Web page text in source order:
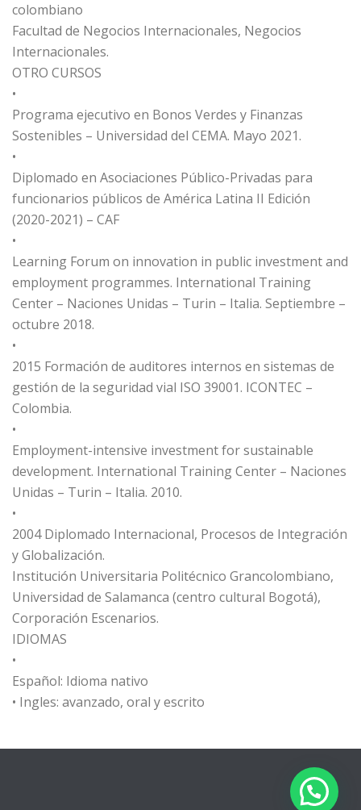
colombiano
Facultad de Negocios Internacionales, Negocios
Internacionales.
OTRO CURSOS
•
Programa ejecutivo en Bonos Verdes y Finanzas
Sostenibles – Universidad del CEMA. Mayo 2021.
•
Diplomado en Asociaciones Público-Privadas para
funcionarios públicos de América Latina II Edición
(2020-2021) – CAF
•
Learning Forum on innovation in public investment and
employment programmes. International Training
Center – Naciones Unidas – Turin – Italia. Septiembre –
octubre 2018.
•
2015 Formación de auditores internos en sistemas de
gestión de la seguridad vial ISO 39001. ICONTEC –
Colombia.
•
Employment-intensive investment for sustainable
development. International Training Center – Naciones
Unidas – Turin – Italia. 2010.
•
2004 Diplomado Internacional, Procesos de Integración
y Globalización.
Institución Universitaria Politécnico Grancolombiano,
Universidad de Salamanca (centro cultural Bogotá),
Corporación Escenarios.
IDIOMAS
•
Español: Idioma nativo
• Ingles: avanzado, oral y escrito